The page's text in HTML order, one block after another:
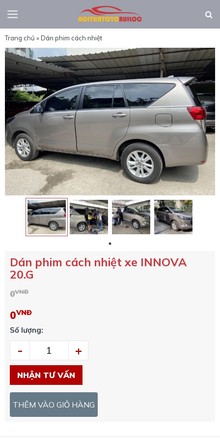
Trang chủ »Dán phim cách nhiệt
Dán phim cách nhiệt xe INNOVA
20.G
0VNĐ
0VNĐ
Số lượng:
- +
NHẬN TƯ VẤN
THÊM VÀO GIỎ HÀNG